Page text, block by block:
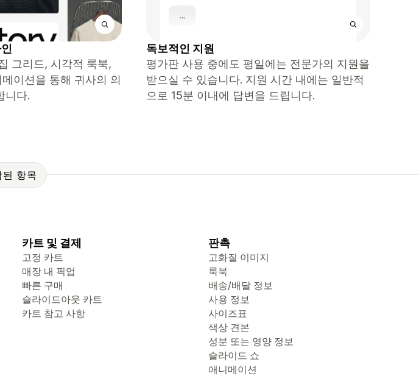
그리드, 시각적 룩북,
이션을 통해 귀사의 의
니다.
독보적인 지원
평가판 사용 중에도 평일에는 전문가의 지원을
받으실 수 있습니다. 지원 시간 내에는 일반적
으로 15분 이내에 답변을 드립니다.
된 항목
카트 및 결제
고정 카트
매장 내 픽업
빠른 구매
슬라이드아웃 카트
카트 참고 사항
판촉
고화질 이미지
룩북
배송/배달 정보
사용 정보
사이즈표
색상 견본
성분 또는 영양 정보
슬라이드 쇼
애니메이션